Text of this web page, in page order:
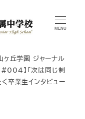
MENU
ヶ丘学園 ジャーナル
#004】「次は同じ制
卒業生インタビュー